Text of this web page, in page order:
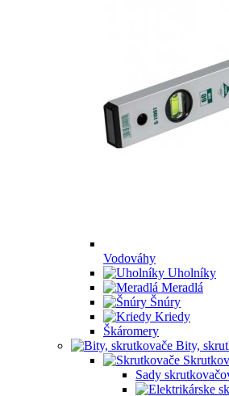
Vodováhy
Uholníky
Meradlá
Šnúry
Kriedy
Škáromery
Bity,
Sady